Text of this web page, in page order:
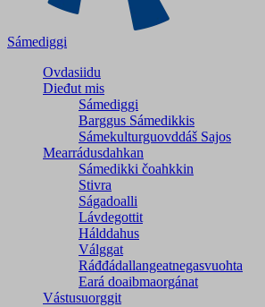
Sámediggi
Ovdasiidu
Dieđut mis
Sámediggi
Barggus Sámedikkis
Sámekulturguovddáš Sajos
Mearrádusdahkan
Sámedikki čoahkkin
Stivra
Ságadoalli
Lávdegottit
Hálddahus
Válggat
Ráđđádallangeatnegas­vuohta
Eará doaibmaorgánat
Vástusuorggit